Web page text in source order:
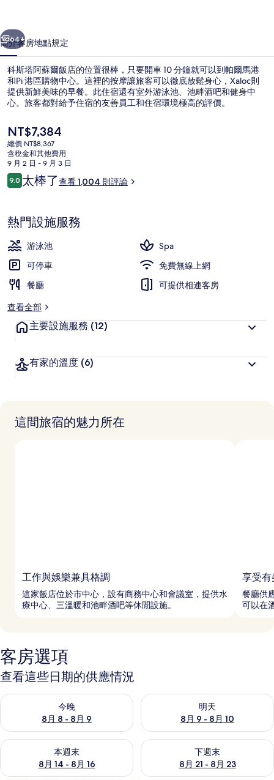
店
的
相
片
個 下一個
64+
簡介客房地點規定
科斯塔阿蘇爾飯店的位置很棒，只要開車 10 分鐘就可以到帕爾馬港
和Pi 港區購物中心。這裡的按摩讓旅客可以徹底放鬆身心，Xaloc則
提供新鮮美味的早餐。此住宿還有室外游泳池、池畔酒吧和健身中
心。旅客都對給予住宿的友善員工和住宿環境極高的評價。
目
前
的
價
格
是
NT$7,384
總價 NT$8,367
含稅金和其他費用
9 月 2 日 - 9 月 3 日
評
論
9.09.0 分，滿分 10 分，
太棒了查看 1,004 則評論
熱門設施服務
游泳池
Spa
可停車
免費無線上網
餐廳
可提供相連客房
查看全部
主要設施服務 (12)
有家的溫度 (6)
這間旅宿的魅力所在
工作與娛樂兼具格調
這家飯店位於市中心，設有商務中心和會議室，提供水
療中心、三溫暖和池畔酒吧等休閒設施。
享受有
餐廳供
可以在
客房選項
查看這些日期的供應情況
今晚
8月 8 - 8月 9
查看今晚 (8月 8 - 8月 9) 的供應情況
明天
8月 9 - 8月 10
查看明天 (8月 9 - 8月 10) 的供
本週末
8月 14 - 8月 16
查看本週末 (8月 14 - 8月 16) 的供應情況
下週末
8月 21 - 8月 23
查看下週末 (8月 21 - 8月 23)